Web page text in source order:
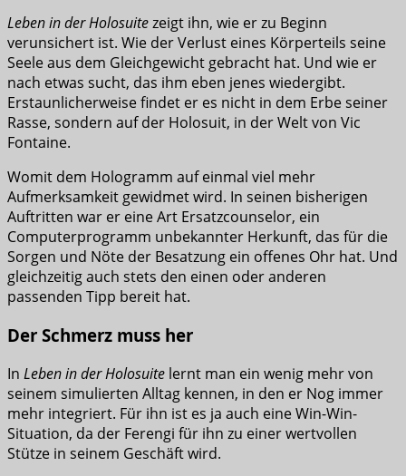
Leben in der Holosuitezeigt ihn, wie er zu Beginn
verunsichert ist. Wie der Verlust eines Körperteils seine
Seele aus dem Gleichgewicht gebracht hat. Und wie er
nach etwas sucht, das ihm eben jenes wiedergibt.
Erstaunlicherweise findet er es nicht in dem Erbe seiner
Rasse, sondern auf der Holosuit, in der Welt von Vic
Fontaine.
Womit dem Hologramm auf einmal viel mehr
Aufmerksamkeit gewidmet wird. In seinen bisherigen
Auftritten war er eine Art Ersatzcounselor, ein
Computerprogramm unbekannter Herkunft, das für die
Sorgen und Nöte der Besatzung ein offenes Ohr hat. Und
gleichzeitig auch stets den einen oder anderen
passenden Tipp bereit hat.
Der Schmerz muss her
In Leben in der Holosuite lernt man ein wenig mehr von
seinem simulierten Alltag kennen, in den er Nog immer
mehr integriert. Für ihn ist es ja auch eine Win-Win-
Situation, da der Ferengi für ihn zu einer wertvollen
Stütze in seinem Geschäft wird.